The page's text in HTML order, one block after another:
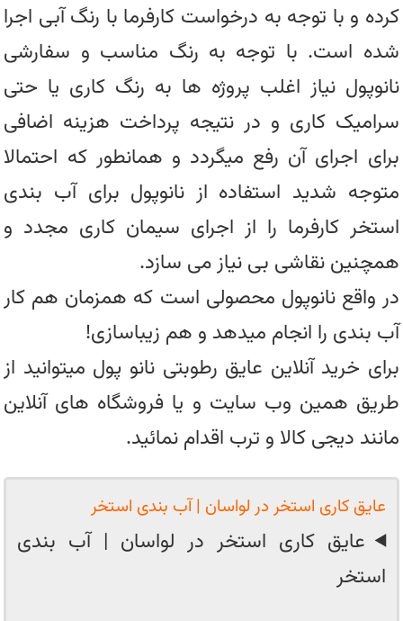
کرده و با توجه به درخواست کارفرما با رنگ آبی اجرا
شده است. با توجه به رنگ مناسب و سفارشی
نانوپول نیاز اغلب پروژه ها به رنگ کاری یا حتی
سرامیک کاری و در نتیجه پرداخت هزینه اضافی
برای اجرای آن رفع میگردد و همانطور که احتمالا
متوجه شدید استفاده از نانوپول برای آب بندی
استخر کارفرما را از اجرای سیمان کاری مجدد و
همچنین نقاشی بی نیاز می سازد.
در واقع نانوپول محصولی است که همزمان هم کار
آب بندی را انجام میدهد و هم زیباسازی!
برای خرید آنلاین عایق رطوبتی نانو پول میتوانید از
طریق همین وب سایت و یا فروشگاه های آنلاین
مانند دیجی کالا و ترب اقدام نمائید.
عایق کاری استخر در لواسان | آب بندی استخر
عایق کاری استخر در لواسان | آب بندی
استخر